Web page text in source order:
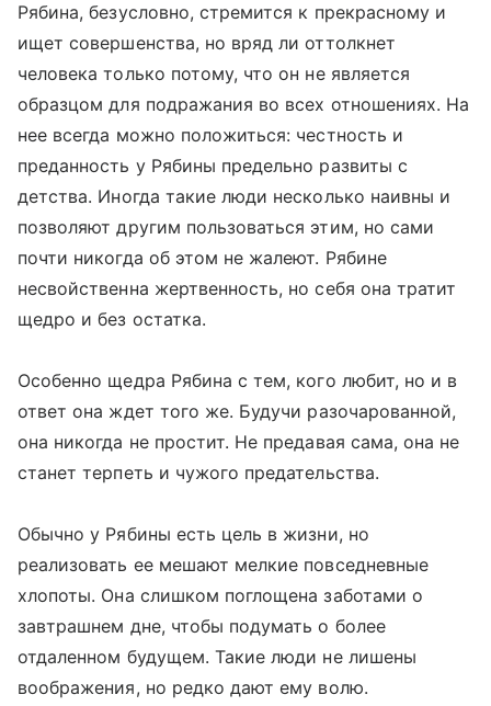
Рябина, безусловно, стремится к прекрасному и
ищет совершенства, но вряд ли оттолкнет
человека только потому, что он не является
образцом для подражания во всех отношениях. На
нее всегда можно положиться: честность и
преданность у Рябины предельно развиты с
детства. Иногда такие люди несколько наивны и
позволяют другим пользоваться этим, но сами
почти никогда об этом не жалеют. Рябине
несвойственна жертвенность, но себя она тратит
щедро и без остатка.
Особенно щедра Рябина с тем, кого любит, но и в
ответ она ждет того же. Будучи разочарованной,
она никогда не простит. Не предавая сама, она не
станет терпеть и чужого предательства.
Обычно у Рябины есть цель в жизни, но
реализовать ее мешают мелкие повседневные
хлопоты. Она слишком поглощена заботами о
завтрашнем дне, чтобы подумать о более
отдаленном будущем. Такие люди не лишены
воображения, но редко дают ему волю.